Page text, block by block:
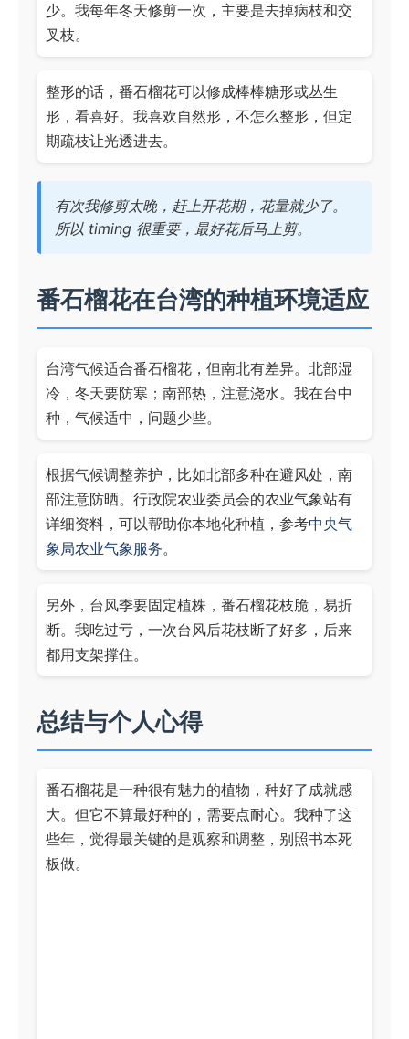
少。我每年冬天修剪一次，主要是去掉病枝和交
叉枝。
整形的话，番石榴花可以修成棒棒糖形或丛生
形，看喜好。我喜欢自然形，不怎么整形，但定
期疏枝让光透进去。
有次我修剪太晚，赶上开花期，花量就少了。
所以 timing 很重要，最好花后马上剪。
番石榴花在台湾的种植环境适应
台湾气候适合番石榴花，但南北有差异。北部湿
冷，冬天要防寒；南部热，注意浇水。我在台中
种，气候适中，问题少些。
根据气候调整养护，比如北部多种在避风处，南
部注意防晒。行政院农业委员会的农业气象站有
详细资料，可以帮助你本地化种植，参考中央气
象局农业气象服务。
另外，台风季要固定植株，番石榴花枝脆，易折
断。我吃过亏，一次台风后花枝断了好多，后来
都用支架撑住。
总结与个人心得
番石榴花是一种很有魅力的植物，种好了成就感
大。但它不算最好种的，需要点耐心。我种了这
些年，觉得最关键的是观察和调整，别照书本死
板做。